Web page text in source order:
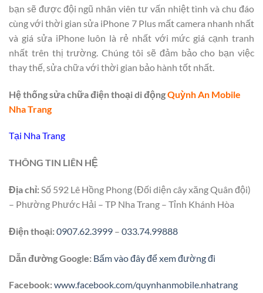
bạn sẽ được đội ngũ nhân viên tư vấn nhiệt tình và chu đáo
cùng với thời gian sửa iPhone 7 Plus mất camera nhanh nhất
và giá sửa iPhone luôn là rẻ nhất với mức giá cạnh tranh
nhất trên thị trường. Chúng tôi sẽ đảm bảo cho bạn việc
thay thế, sửa chữa với thời gian bảo hành tốt nhất.
Hệ thống sửa chữa điện thoại di độngQuỳnh An Mobile
Nha Trang
Tại Nha Trang
THÔNG TIN LIÊN HỆ
Địa chỉ:Số 592 Lê Hồng Phong (Đối diện cây xăng Quân đội)
– Phường Phước Hải – TP Nha Trang – Tỉnh Khánh Hòa
Điện thoại:0907.62.3999 – 033.74.99888
Dẫn đường Google: Bấm vào đây để xem đường đi
Facebook:www.facebook.com/quynhanmobile.nhatrang